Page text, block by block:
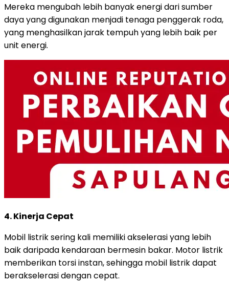
Mereka mengubah lebih banyak energi dari sumber
daya yang digunakan menjadi tenaga penggerak roda,
yang menghasilkan jarak tempuh yang lebih baik per
unit energi.
4. Kinerja Cepat
Mobil listrik sering kali memiliki akselerasi yang lebih
baik daripada kendaraan bermesin bakar. Motor listrik
memberikan torsi instan, sehingga mobil listrik dapat
berakselerasi dengan cepat.